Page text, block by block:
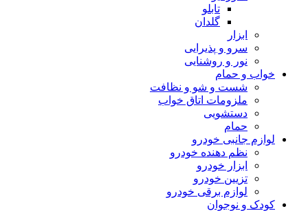
تابلو
گلدان
ابزار
سرو و پذیرایی
نور و روشنایی
خواب و حمام
شست و شو و نظافت
ملزومات اتاق خواب
دستشویی
حمام
لوازم جانبی خودرو
نظم دهنده خودرو
ابزار خودرو
تزیین خودرو
لوازم برقی خودرو
کودک و نوجوان